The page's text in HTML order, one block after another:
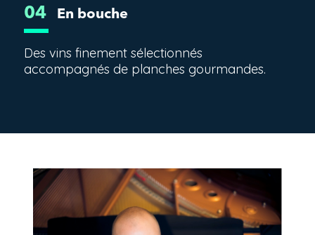
04En bouche
Des vins finement sélectionnés
accompagnés de planches gourmandes.